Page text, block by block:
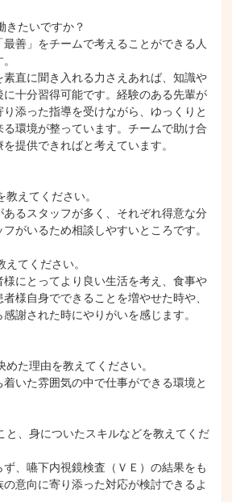
きたいですか？
善」をチームで考えることができる人
直に聞き入れる力さえあれば、知識や
十分習得可能です。経験のある先輩が
添った指導を受けながら、ゆっくりと
環境が整っています。チームで助け合
提供できればと考えています。
教えてください。
るスタッフが多く、それぞれ得意な分
がいるため相談しやすいところです。
えてください。
にとってより良い生活を考え、食事や
様自身でできることを増やせた時や、
謝された時にやりがいを感じます。
めた理由を教えてください。
いた雰囲気の中で仕事ができる環境と
と、身についたスキルなどを教えてくだ
、嚥下内視鏡検査（ＶＥ）の結果をも
意向に寄り添った対応が検討できるよ